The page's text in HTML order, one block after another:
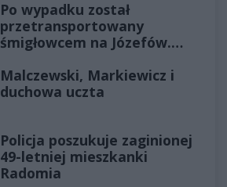
Po wypadku został
przetransportowany
śmigłowcem na Józefów.
Malczewski, Markiewicz i
duchowa uczta
Policja poszukuje zaginionej
49-letniej mieszkanki
Radomia